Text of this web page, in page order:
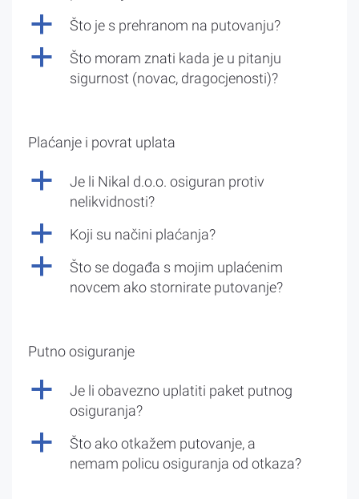
a Što je s prehranom na putovanju?
a
Što moram znati kada je u pitanju
sigurnost (novac, dragocjenosti)?
Plaćanje i povrat uplata
a
Je li Nikal d.o.o. osiguran protiv
nelikvidnosti?
a Koji su načini plaćanja?
a
Što se događa s mojim uplaćenim
novcem ako stornirate putovanje?
Putno osiguranje
a
Je li obavezno uplatiti paket putnog
osiguranja?
a
Što ako otkažem putovanje, a
nemam policu osiguranja od otkaza?